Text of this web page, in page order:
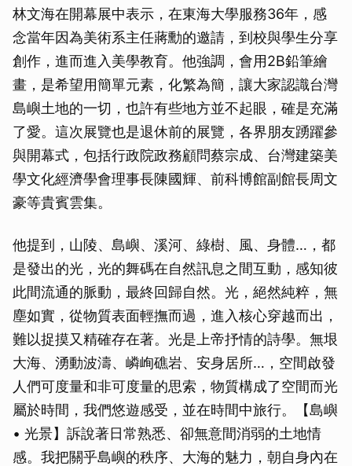
林文海在開幕展中表示，在東海大學服務36年，感
念當年因為美術系主任蔣勳的邀請，到校與學生分享
創作，進而進入美學教育。他強調，會用2B鉛筆繪
畫，是希望用簡單元素，化繁為簡，讓大家認識台灣
島嶼土地的一切，也許有些地方並不起眼，確是充滿
了愛。這次展覽也是退休前的展覽，各界朋友踴躍參
與開幕式，包括行政院政務顧問蔡宗成、台灣建築美
學文化經濟學會理事長陳國輝、前科博館副館長周文
豪等貴賓雲集。
他提到，山陵、島嶼、溪河、綠樹、風、身體…，都
是發出的光，光的舞碼在自然訊息之間互動，感知彼
此間流通的脈動，最終回歸自然。光，絕然純粹，無
塵如實，從物質表面輕撫而過，進入核心穿越而出，
難以捉摸又精確存在著。光是上帝抒情的詩學。無垠
大海、湧動波濤、嶙峋礁岩、安身居所…，空間啟發
人們可度量和非可度量的思索，物質構成了空間而光
屬於時間，我們悠遊感受，並在時間中旅行。【島嶼
• 光景】訴說著日常熟悉、卻無意間消弱的土地情
感。我把關乎島嶼的秩序、大海的魅力，朝自身內在